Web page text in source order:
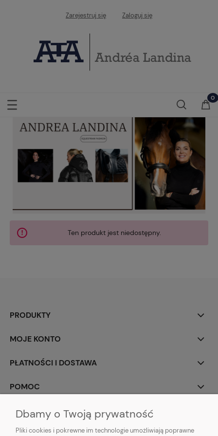
Zarejestruj się Zaloguj się
Ten produkt jest niedostępny.
PRODUKTY
MOJE KONTO
PŁATNOŚCI I DOSTAWA
POMOC
INFORMACJE
Dbamy o Twoją prywatność
Pliki cookies i pokrewne im technologie umożliwiają poprawne